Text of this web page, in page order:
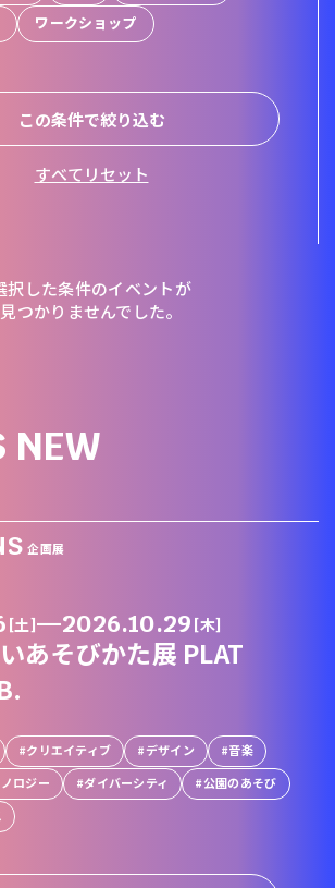
ワークショップ
この条件で絞り込む
すべてリセット
択した条件のイベントが
見つかりませんでした。
NEW
企画展
[土] —2026.10.29 [木]
あそびかた展 PLAT
クリエイティブ デザイン
音楽
ロジー ダイバーシティ
公園のあそび